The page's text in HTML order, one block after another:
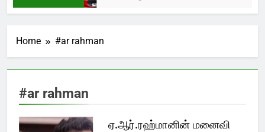
Home #ar rahman
#ar rahman
ஏ.ஆர்.ரஹ்மானின் மனைவி